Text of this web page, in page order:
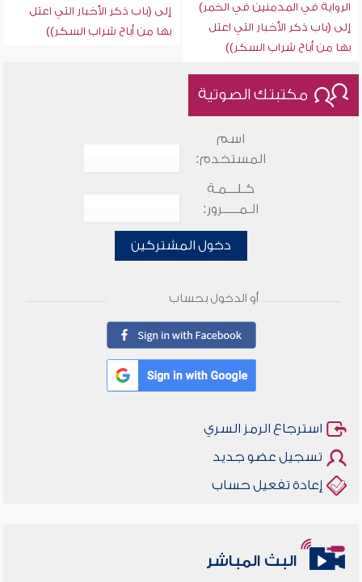
الرواية في المدمنين في الخمر)
إلى (باب ذكر الأخبار التي اعتل
بها من أباح شراب السكر))
إلى (باب ذكر الأخبار التي اعتل
بها من أباح شراب السكر))
مكتبتك الصوتية
اسم
المستخدم:
كـلـــمـة
الـمـــــرور:
دخول المشتركين
أو الدخول بحساب
استرجاع الرمز السري
تسجيل عضو جديد
إعادة تفعيل حساب
البث المباشر
أخلاقنا أصالة ومعاصرة